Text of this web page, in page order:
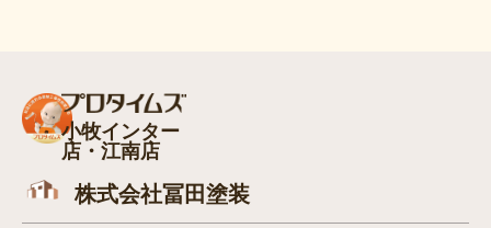
小牧インター
店・江南店
株式会社冨田塗装